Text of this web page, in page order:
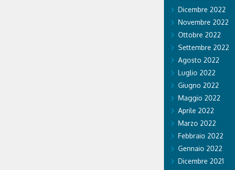
Dicembre 2022
Novembre 2022
Ottobre 2022
Settembre 2022
Agosto 2022
Luglio 2022
Giugno 2022
Maggio 2022
Aprile 2022
Marzo 2022
Febbraio 2022
Gennaio 2022
Dicembre 2021